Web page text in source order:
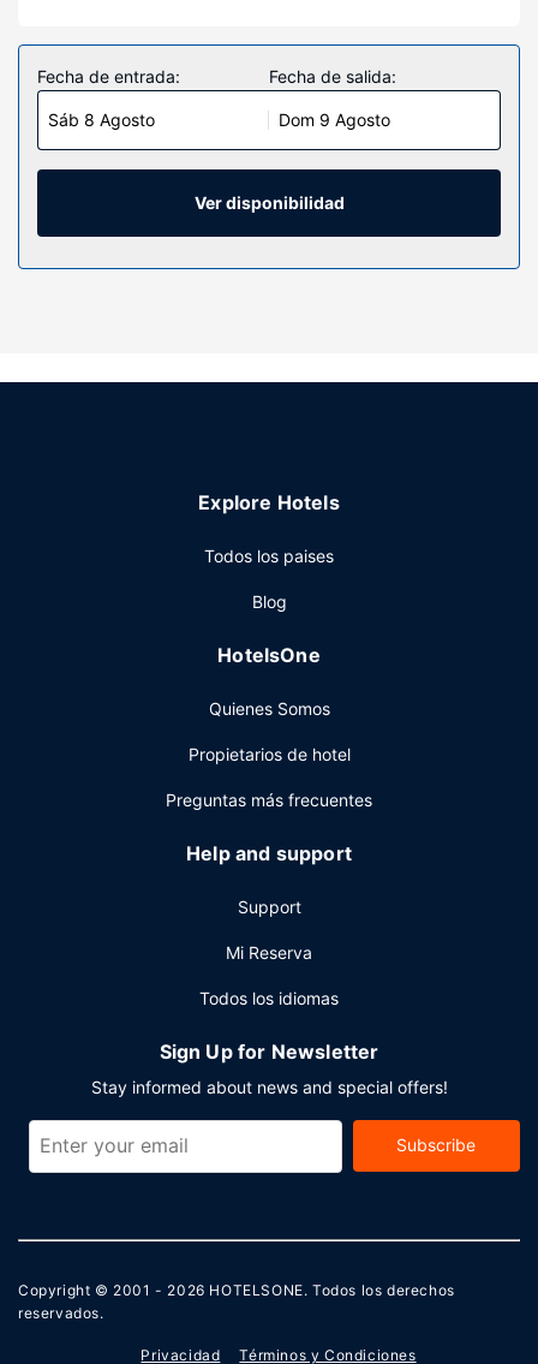
Regálate una estancia fantástica en esta casa de campo
cuya decoración es de lo más original y donde tendrás una
cocina, perfectamente equipada con placa de cocina y
microondas. Además de poder mantenerte al día gracias a
la conexión wifi gratis, también podrás usar un reproductor
de DVD.
instalaciones recreativas a tu disposición, no te quedará ni
Fecha de entrada:
Sáb 8 Agosto
Fecha de salida:
Dom 9 Agosto
Ver disponibilidad
Explore Hotels
Todos los paises
Blog
HotelsOne
Quienes Somos
Propietarios de hotel
Preguntas más frecuentes
Help and support
Support
Mi Reserva
Todos los idiomas
Sign Up for Newsletter
Stay informed about news and special offers!
Subscribe
Copyright © 2001 - 2026 HOTELSONE. Todos los derechos
reservados.
Privacidad Términos y Condiciones